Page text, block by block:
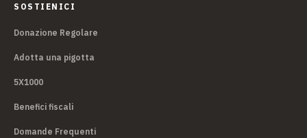
SOSTIENICI
Donazione Regolare
Adotta una pigotta
5X1000
Benefici fiscali
Domande Frequenti